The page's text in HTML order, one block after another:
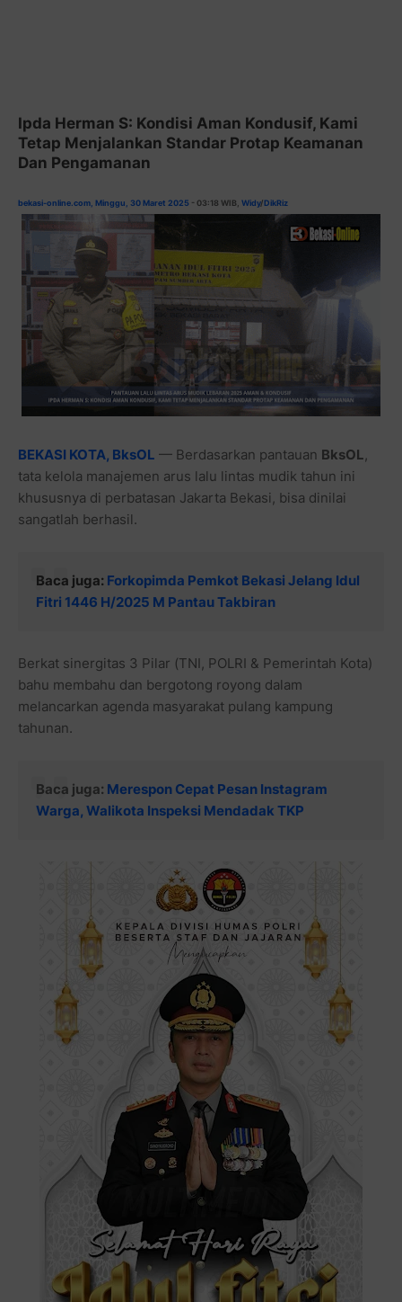
Ipda Herman S: Kondisi Aman Kondusif, Kami
Tetap Menjalankan Standar Protap Keamanan
Dan Pengamanan
bekasi-online.com, Minggu, 30 Maret 2025 - 03:18 WIB, Widy/DikRiz
BEKASI KOTA, BksOL — Berdasarkan pantauan BksOL,
tata kelola manajemen arus lalu lintas mudik tahun ini
khususnya di perbatasan Jakarta Bekasi, bisa dinilai
sangatlah berhasil.
Baca juga: Forkopimda Pemkot Bekasi Jelang Idul
Fitri 1446 H/2025 M Pantau Takbiran
Berkat sinergitas 3 Pilar (TNI, POLRI & Pemerintah Kota)
bahu membahu dan bergotong royong dalam
melancarkan agenda masyarakat pulang kampung
tahunan.
Baca juga: Merespon Cepat Pesan Instagram
Warga, Walikota Inspeksi Mendadak TKP